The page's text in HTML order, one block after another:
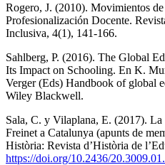
Rogero, J. (2010). Movimientos
Profesionalización Docente.
Inclusiva, 4(1), 141-166.
Sahlberg, P. (2016). The Global
Its Impact on Schooling. En K.
Verger (Eds) Handbook of global
Wiley Blackwell.
Sala, C. y Vilaplana, E. (2017). La
Freinet a Catalunya (apunts de
Història: Revista d’Història de
https://doi.org/10.2436/